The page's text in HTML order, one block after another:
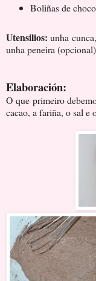
Boliñas de
Utensilios:unha
unha peneira
Elaboración:
O que primeiro
cacao, a fariña, o sal e